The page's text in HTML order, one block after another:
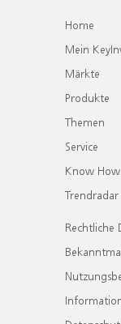
Home
Mein
Märkte
Produkte
Themen
Service
Know How
Trendradar
Rechtliche